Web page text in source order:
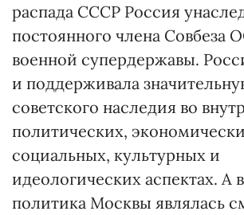
распада СССР Россия
постоянного члена Совбеза
военной супердержавы.
и поддерживала
советского наследия во
политических,
социальных, культурных и
идеологических аспектах. А
политика Москвы являлась